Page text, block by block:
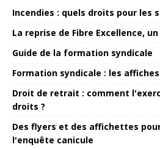
Incendies : quels droits pour les
La reprise de Fibre Excellence,
Guide de la formation syndicale
Formation syndicale : les affiches
Droit de retrait : comment
droits ?
Des flyers et des affichettes
l'enquête canicule